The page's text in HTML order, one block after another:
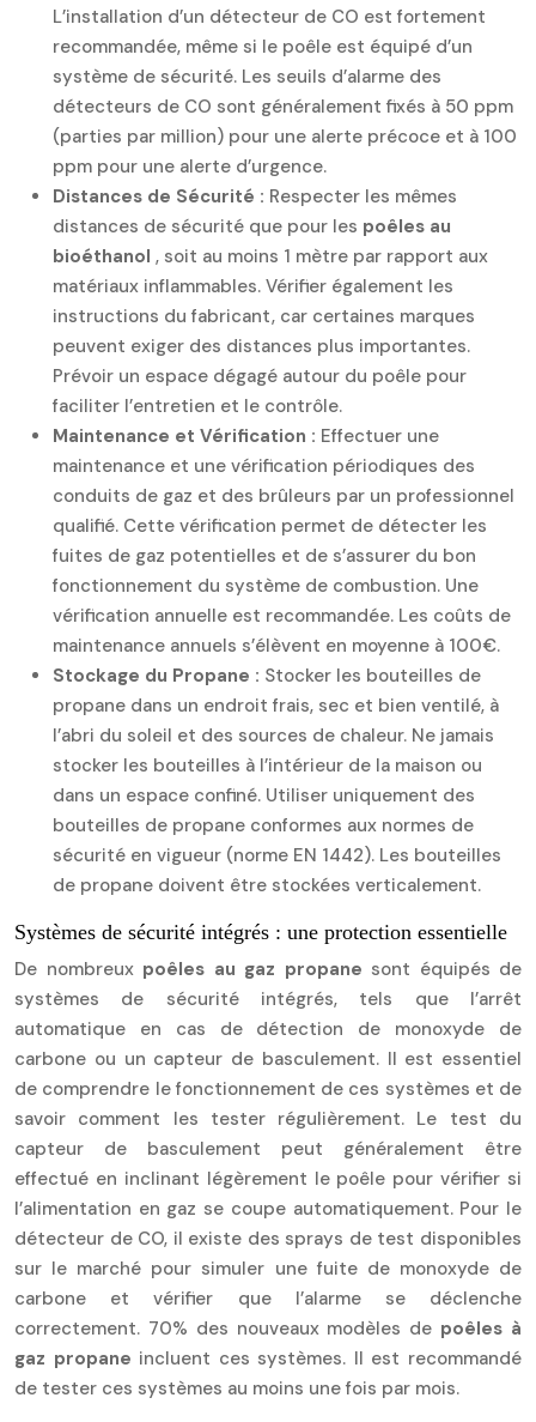
L’installation d’un détecteur de CO est fortement
recommandée, même si le poêle est équipé d’un
système de sécurité. Les seuils d’alarme des
détecteurs de CO sont généralement fixés à 50 ppm
(parties par million) pour une alerte précoce et à 100
ppm pour une alerte d’urgence.
Distances de Sécurité : Respecter les mêmes
distances de sécurité que pour les poêles au
bioéthanol , soit au moins 1 mètre par rapport aux
matériaux inflammables. Vérifier également les
instructions du fabricant, car certaines marques
peuvent exiger des distances plus importantes.
Prévoir un espace dégagé autour du poêle pour
faciliter l’entretien et le contrôle.
Maintenance et Vérification : Effectuer une
maintenance et une vérification périodiques des
conduits de gaz et des brûleurs par un professionnel
qualifié. Cette vérification permet de détecter les
fuites de gaz potentielles et de s’assurer du bon
fonctionnement du système de combustion. Une
vérification annuelle est recommandée. Les coûts de
maintenance annuels s’élèvent en moyenne à 100€.
Stockage du Propane : Stocker les bouteilles de
propane dans un endroit frais, sec et bien ventilé, à
l’abri du soleil et des sources de chaleur. Ne jamais
stocker les bouteilles à l’intérieur de la maison ou
dans un espace confiné. Utiliser uniquement des
bouteilles de propane conformes aux normes de
sécurité en vigueur (norme EN 1442). Les bouteilles
de propane doivent être stockées verticalement.
Systèmes de sécurité intégrés : une protection essentielle
De nombreux poêles au gaz propane sont équipés de
systèmes de sécurité intégrés, tels que l’arrêt
automatique en cas de détection de monoxyde de
carbone ou un capteur de basculement. Il est essentiel
de comprendre le fonctionnement de ces systèmes et de
savoir comment les tester régulièrement. Le test du
capteur de basculement peut généralement être
effectué en inclinant légèrement le poêle pour vérifier si
l’alimentation en gaz se coupe automatiquement. Pour le
détecteur de CO, il existe des sprays de test disponibles
sur le marché pour simuler une fuite de monoxyde de
carbone et vérifier que l’alarme se déclenche
correctement. 70% des nouveaux modèles de poêles à
gaz propane incluent ces systèmes. Il est recommandé
de tester ces systèmes au moins une fois par mois.